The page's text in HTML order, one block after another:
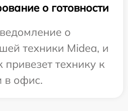
о готовности
о
техники Midea, и
технику к
в офис.